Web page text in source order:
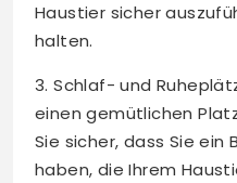
Haustier sicher
halten.
3. Schlaf- und
einen gemütlichen
Sie sicher, dass Sie
haben, die Ihrem